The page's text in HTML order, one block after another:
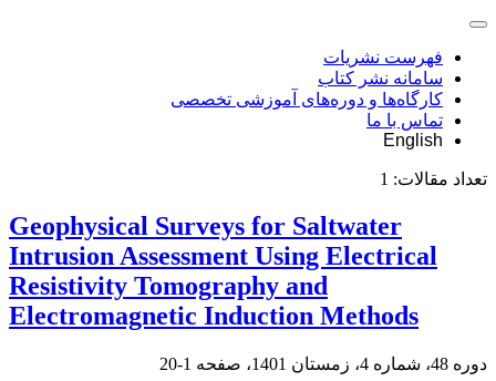
فهرست نشریات
سامانه نشر کتاب
کارگاه‌ها و دوره‌های آموزشی تخصصی
تماس با ما
English
تعداد مقالات: 1
Geophysical Surveys for Saltwater
Intrusion Assessment Using Electrical
Resistivity Tomography and
Electromagnetic Induction Methods
دوره 48، شماره 4، زمستان 1401، صفحه 1-20